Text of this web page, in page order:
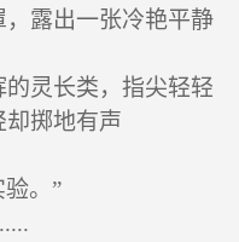
露出一张冷艳平静
灵长类，指尖轻轻
掷地有声
。”